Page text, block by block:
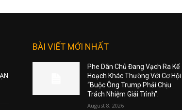
BÀI VIẾT MỚI NHẤT
Phe Dân Chủ Đang Vạch Ra Kế
Hoạch Khác Thường Với Cơ Hội
“Buộc Ông Trump Phải Chịu
Trách Nhiệm Giải Trình”.
August 8, 2026